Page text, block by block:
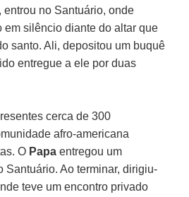
entrou no Santuário, onde
em silêncio diante do altar que
santo. Ali, depositou um buquê
entregue a ele por duas
cerca de 300
afro-americana
O Papa entregou um
Santuário. Ao terminar, dirigiu-
teve um encontro privado